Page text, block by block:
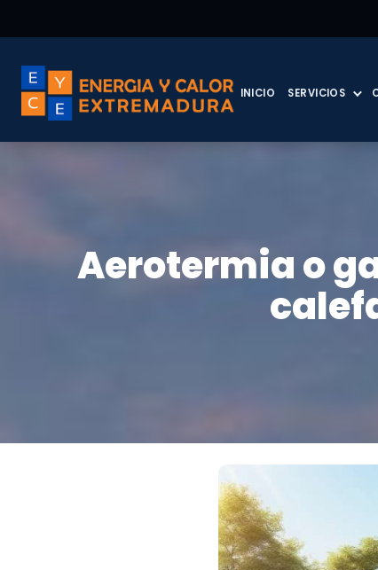
INICIO SERVICIOS
Aerotermia o